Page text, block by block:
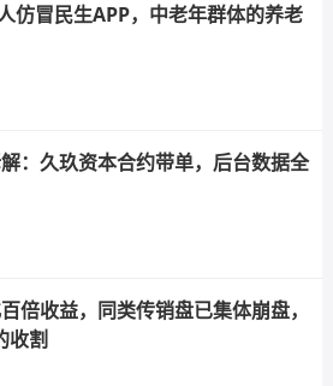
仿冒民生APP，中老年群体的养老
：久玖资本合约带单，后台数据全
倍收益，同类传销盘已集体崩盘，
收割